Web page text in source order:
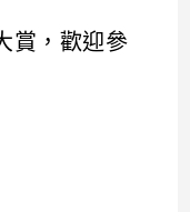
賞，歡迎參